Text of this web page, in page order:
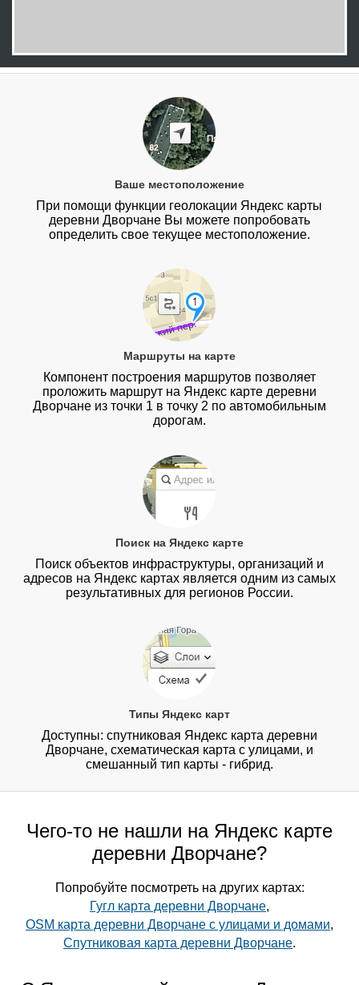
Ваше местоположение
При помощи функции геолокации Яндекс карты
деревни Дворчане Вы можете попробовать
определить свое текущее местоположение.
Маршруты на карте
Компонент построения маршрутов позволяет
проложить маршрут на Яндекс карте деревни
Дворчане из точки 1 в точку 2 по автомобильным
дорогам.
Поиск на Яндекс карте
Поиск объектов инфраструктуры, организаций и
адресов на Яндекс картах является одним из самых
результативных для регионов России.
Типы Яндекс карт
Доступны: спутниковая Яндекс карта деревни
Дворчане, схематическая карта с улицами, и
смешанный тип карты - гибрид.
Чего-то не нашли на Яндекс карте
деревни Дворчане?
Попробуйте посмотреть на других картах:
Гугл карта деревни Дворчане,
OSM карта деревни Дворчане с улицами и домами,
Спутниковая карта деревни Дворчане.